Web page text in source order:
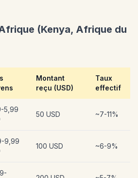
(Kenya, Afrique du
Montant
reçu (USD)
Taux
effectif
5,99
50 USD ~7-11%
9,99
100 USD ~6-9%